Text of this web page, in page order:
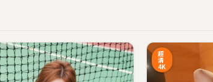
超
清
4K